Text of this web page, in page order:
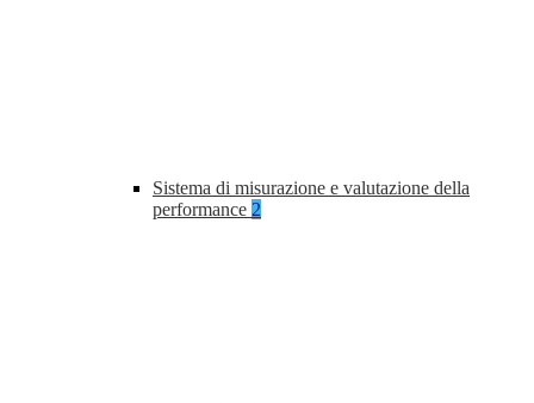
Sistema di misurazione e valutazione della
performance 2